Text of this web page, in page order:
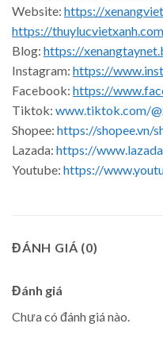
Website: https://
https://
Blog: https://
Instagram: https://
Facebook: https://
Tiktok: www.tiktok.com/
Shopee: https://shopee.vn/
Lazada: https://
Youtube: https://
ĐÁNH GIÁ (0)
Đánh giá
Chưa có đánh giá nào.